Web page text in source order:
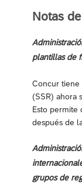
Notas
plantillas de
Concur tiene
(SSR) ahora
Esto permite
después de
grupos de